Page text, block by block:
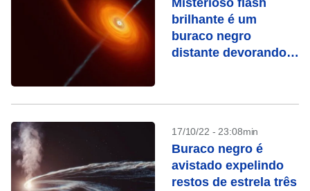
Misterioso flash
brilhante é um
buraco negro
distante devorando
17/10/22 - 23:08min
Buraco negro é
avistado expelindo
restos de estrela três